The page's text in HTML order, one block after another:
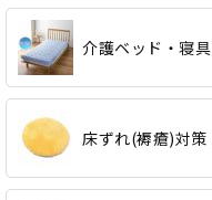
介護ベッド・寝具
床ずれ(褥瘡)対策